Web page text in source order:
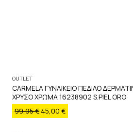
OUTLET
CARMELA ΓΥΝΑΙΚΕΙΟ ΠΕΔΙΛΟ
ΧΡΥΣΟ ΧΡΩΜΑ 16238902 S.PIEL ORO
99,95€ 45,00 €